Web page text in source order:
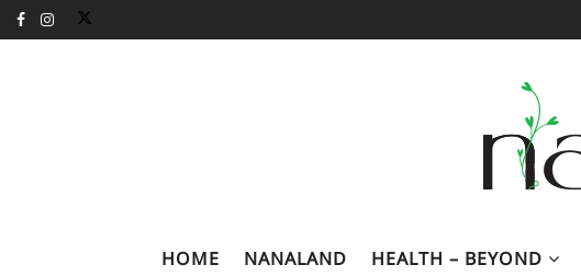
HOME NANALAND HEALTH – BEYOND